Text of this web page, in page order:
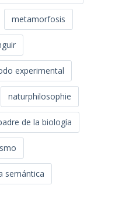
metamorfosis
experimental
naturphilosophie
de la biología
semántica